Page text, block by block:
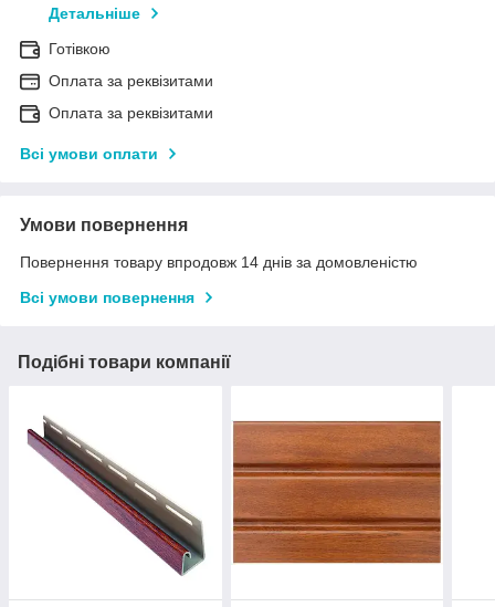
Детальніше
Готівкою
Оплата за реквізитами
Оплата за реквізитами
Всі умови оплати
Умови повернення
Повернення товару впродовж 14 днів за домовленістю
Всі умови повернення
Подібні товари компанії